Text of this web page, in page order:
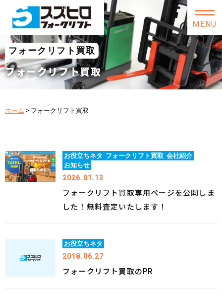
MENU
フォークリフト買取
フォークリフト買取
ホーム > フォークリフト買取
お役立ちネタ フォークリフト買取 会社紹介
お知らせ
2026.01.13
フォークリフト買取専用ページを公開しま
した！無料査定いたします！
お役立ちネタ
2018.06.27
フォークリフト買取のPR